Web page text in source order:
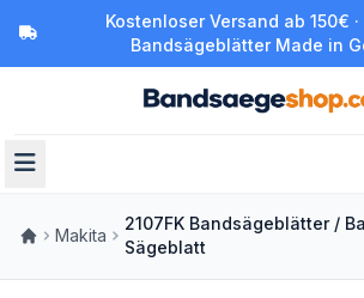
Kostenloser Versand ab 150€
Bandsägeblätter Made in
Makita
2107FK Bandsägeblätter /
Sägeblatt